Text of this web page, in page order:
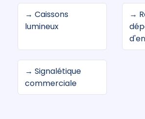
→ Caissons
lumineux
→
→ Signalétique
commerciale